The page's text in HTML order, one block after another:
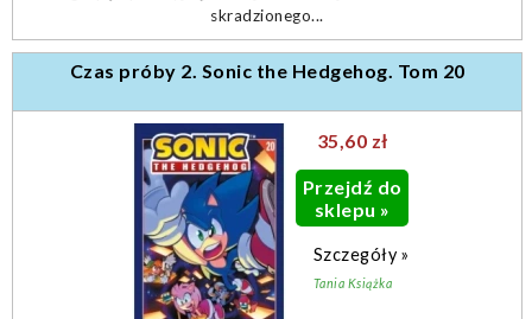
skradzionego...
Czas próby 2. Sonic the Hedgehog. Tom 20
35,60 zł
Przejdź do
sklepu »
Szczegóły »
Tania Książka